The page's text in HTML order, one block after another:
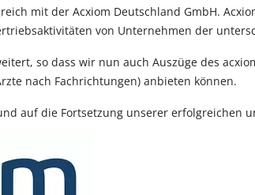
mit der Acxiom Deutschland GmbH.
von Unternehmen der
so dass wir nun auch Auszüge des
nach Fachrichtungen) anbieten können.
auf die Fortsetzung unserer erfolgreichen